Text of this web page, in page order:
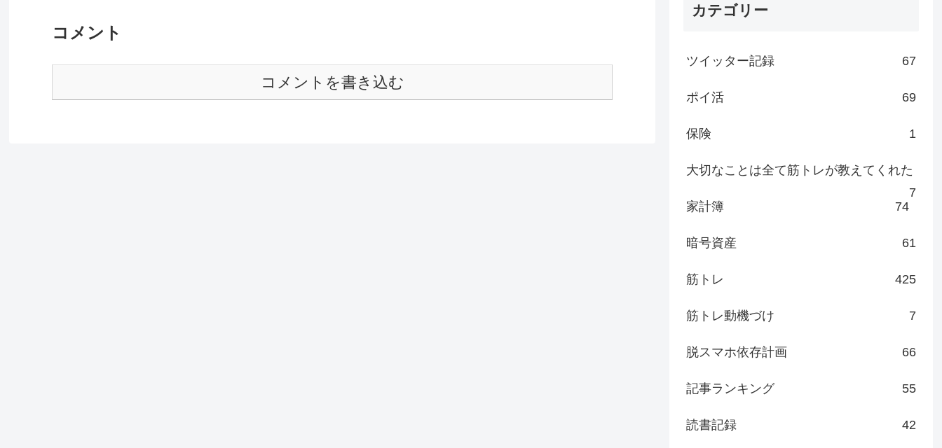
コメント
コメントを書き込む
カテゴリー
ツイッター記録 67
ポイ活 69
保険 1
大切なことは全て筋トレが教えてくれた
7
家計簿
74
暗号資産 61
筋トレ 425
筋トレ動機づけ 7
脱スマホ依存計画 66
記事ランキング 55
読書記録 42